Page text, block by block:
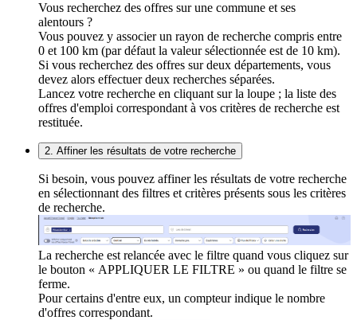
Vous recherchez des offres sur une commune et ses
alentours ?
Vous pouvez y associer un rayon de recherche compris entre
0 et 100 km (par défaut la valeur sélectionnée est de 10 km).
Si vous recherchez des offres sur deux départements, vous
devez alors effectuer deux recherches séparées.
Lancez votre recherche en cliquant sur la loupe ; la liste des
offres d'emploi correspondant à vos critères de recherche est
restituée.
2. Affiner les résultats de votre recherche
Si besoin, vous pouvez affiner les résultats de votre recherche
en sélectionnant des filtres et critères présents sous les critères
de recherche.
La recherche est relancée avec le filtre quand vous cliquez sur
le bouton « APPLIQUER LE FILTRE » ou quand le filtre se
ferme.
Pour certains d'entre eux, un compteur indique le nombre
d'offres correspondant.